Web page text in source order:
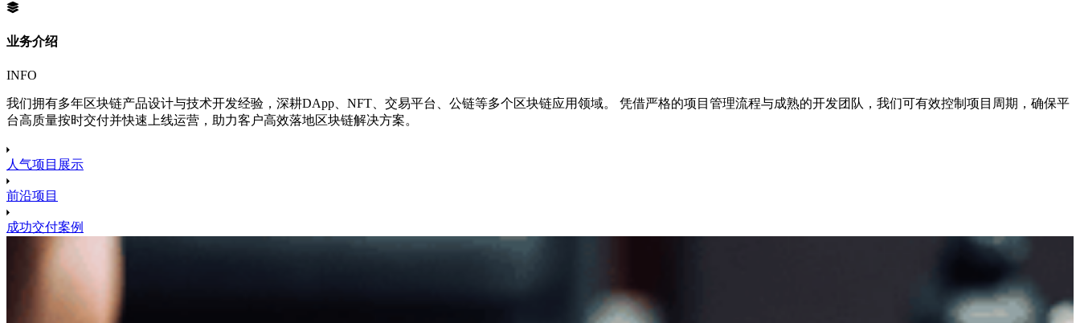
业务介绍
INFO
我们拥有多年区块链产品设计与技术开发经验，深耕DApp、NFT、交易平台、公链等多个区块链应用领域。 凭借严格的项目管理流程与成熟的开发团队，我们可有效控制项目周期，确保平
台高质量按时交付并快速上线运营，助力客户高效落地区块链解决方案。
人气项目展示
前沿项目
成功交付案例